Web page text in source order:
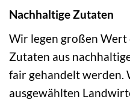
Nachhaltige Zutaten
Wir legen großen Wert
Zutaten aus
fair gehandelt werden.
ausgewählten